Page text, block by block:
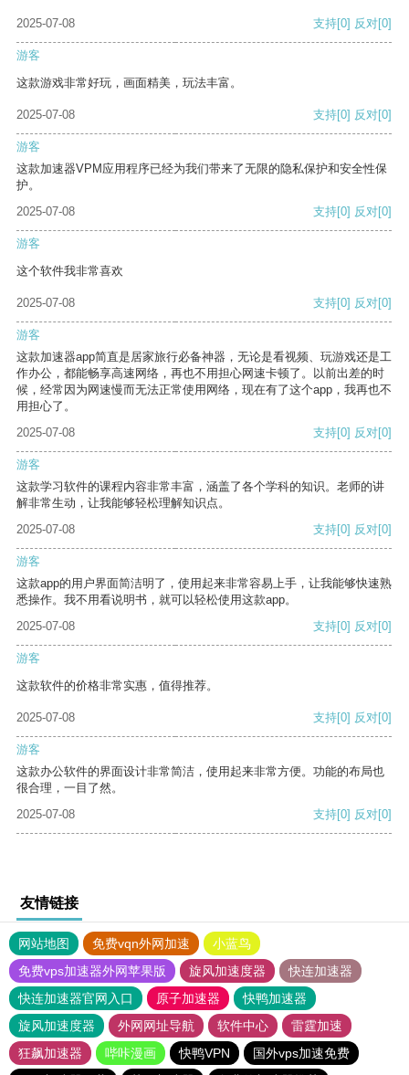
2025-07-08 支持[0] 反对[0]
游客
这款游戏非常好玩，画面精美，玩法丰富。
2025-07-08 支持[0] 反对[0]
游客
这款加速器VPM应用程序已经为我们带来了无限的隐私保护和安全性保
护。
2025-07-08
支持[0] 反对[0]
游客
这个软件我非常喜欢
2025-07-08 支持[0] 反对[0]
游客
这款加速器app简直是居家旅行必备神器，无论是看视频、玩游戏还是工
作办公，都能畅享高速网络，再也不用担心网速卡顿了。以前出差的时
候，经常因为网速慢而无法正常使用网络，现在有了这个app，我再也不
用担心了。
2025-07-08
支持[0] 反对[0]
游客
这款学习软件的课程内容非常丰富，涵盖了各个学科的知识。老师的讲
解非常生动，让我能够轻松理解知识点。
2025-07-08
支持[0] 反对[0]
游客
这款app的用户界面简洁明了，使用起来非常容易上手，让我能够快速熟
悉操作。我不用看说明书，就可以轻松使用这款app。
2025-07-08
支持[0] 反对[0]
游客
这款软件的价格非常实惠，值得推荐。
2025-07-08 支持[0] 反对[0]
游客
这款办公软件的界面设计非常简洁，使用起来非常方便。功能的布局也
很合理，一目了然。
2025-07-08
支持[0] 反对[0]
友情链接
网站地图 免费vqn外网加速
小蓝鸟
免费vps加速器外网苹果版
旋风加速度器
快连加速器
快连加速器官网入口
原子加速器
快鸭加速器
旋风加速度器
外网网址导航 软件中心
雷霆加速
狂飙加速器
哔咔漫画 快鸭VPN
国外vps加速免费